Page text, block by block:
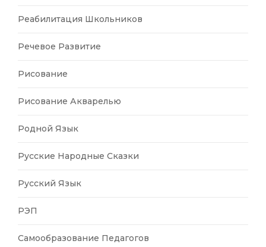
Реабилитация Школьников
Речевое Развитие
Рисование
Рисование Акварелью
Родной Язык
Русские Народные Сказки
Русский Язык
РЭП
Самообразование Педагогов